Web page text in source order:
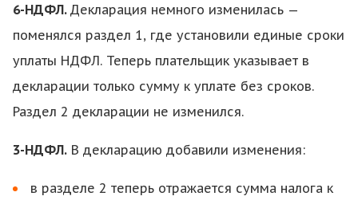
6-НДФЛ. Декларация немного изменилась —
поменялся раздел 1, где установили единые сроки
уплаты НДФЛ. Теперь плательщик указывает в
декларации только сумму к уплате без сроков.
Раздел 2 декларации не изменился.
3-НДФЛ. В декларацию добавили изменения:
в разделе 2 теперь отражается сумма налога к